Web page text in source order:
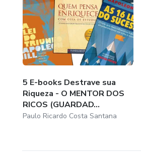
5 E-books Destrave sua
Riqueza - O MENTOR DOS
RICOS (GUARDAD...
Paulo Ricardo Costa Santana